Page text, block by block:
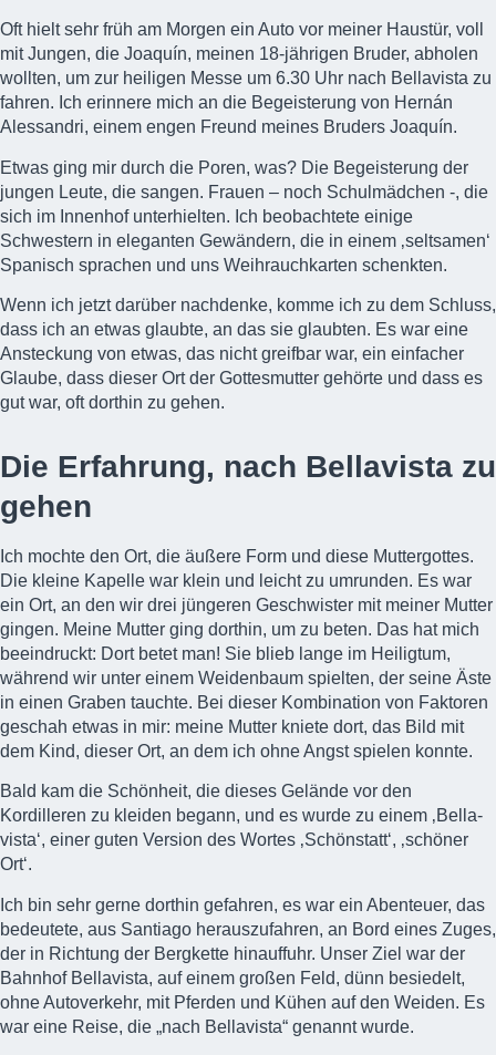
Oft hielt sehr früh am Morgen ein Auto vor meiner Haustür, voll
mit Jungen, die Joaquín, meinen 18-jährigen Bruder, abholen
wollten, um zur heiligen Messe um 6.30 Uhr nach Bellavista zu
fahren. Ich erinnere mich an die Begeisterung von Hernán
Alessandri, einem engen Freund meines Bruders Joaquín.
Etwas ging mir durch die Poren, was? Die Begeisterung der
jungen Leute, die sangen. Frauen – noch Schulmädchen -, die
sich im Innenhof unterhielten. Ich beobachtete einige
Schwestern in eleganten Gewändern, die in einem ‚seltsamen‘
Spanisch sprachen und uns Weihrauchkarten schenkten.
Wenn ich jetzt darüber nachdenke, komme ich zu dem Schluss,
dass ich an etwas glaubte, an das sie glaubten. Es war eine
Ansteckung von etwas, das nicht greifbar war, ein einfacher
Glaube, dass dieser Ort der Gottesmutter gehörte und dass es
gut war, oft dorthin zu gehen.
Die Erfahrung, nach Bellavista zu
gehen
Ich mochte den Ort, die äußere Form und diese Muttergottes.
Die kleine Kapelle war klein und leicht zu umrunden. Es war
ein Ort, an den wir drei jüngeren Geschwister mit meiner Mutter
gingen. Meine Mutter ging dorthin, um zu beten. Das hat mich
beeindruckt: Dort betet man! Sie blieb lange im Heiligtum,
während wir unter einem Weidenbaum spielten, der seine Äste
in einen Graben tauchte. Bei dieser Kombination von Faktoren
geschah etwas in mir: meine Mutter kniete dort, das Bild mit
dem Kind, dieser Ort, an dem ich ohne Angst spielen konnte.
Bald kam die Schönheit, die dieses Gelände vor den
Kordilleren zu kleiden begann, und es wurde zu einem ‚Bella-
vista‘, einer guten Version des Wortes ‚Schönstatt‘, ‚schöner
Ort‘.
Ich bin sehr gerne dorthin gefahren, es war ein Abenteuer, das
bedeutete, aus Santiago herauszufahren, an Bord eines Zuges,
der in Richtung der Bergkette hinauffuhr. Unser Ziel war der
Bahnhof Bellavista, auf einem großen Feld, dünn besiedelt,
ohne Autoverkehr, mit Pferden und Kühen auf den Weiden. Es
war eine Reise, die „nach Bellavista“ genannt wurde.